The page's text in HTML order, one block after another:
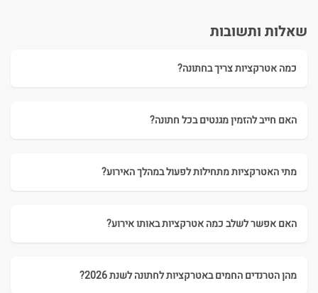
שאלות ותשובות
כמה אטרקציות צריך בחתונה?
האם חייב להזמין מגנטים בכל חתונה?
מתי האטרקציות מתחילות לפעול במהלך האירוע?
האם אפשר לשלב כמה אטרקציות באותו אירוע?
מהן הטרנדים החמים באטרקציות לחתונה לשנת 2026?